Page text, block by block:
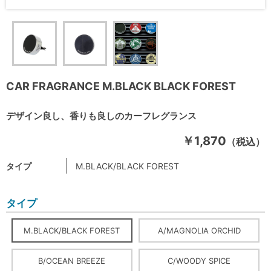
CAR FRAGRANCE M.BLACK BLACK FOREST
デザイン良し、香りも良しのカーフレグランス
￥1,870 （税込）
タイプ M.BLACK/BLACK FOREST
タイプ
M.BLACK/BLACK FOREST A/MAGNOLIA ORCHID
B/OCEAN BREEZE C/WOODY SPICE